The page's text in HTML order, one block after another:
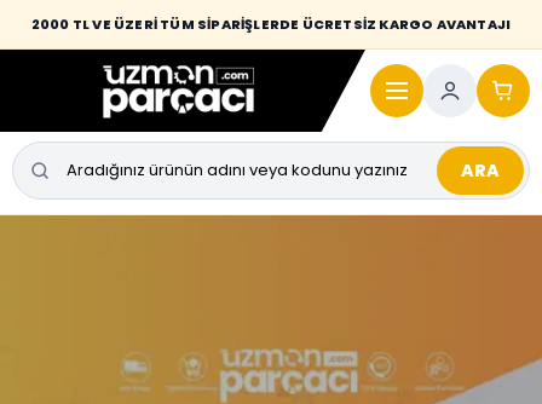
2000 TL VE ÜZERİ TÜM SİPARİŞLERDE ÜCRETSİZ KARGO AVANTAJI
ARA